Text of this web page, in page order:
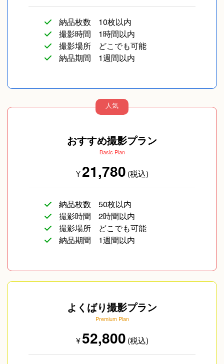
納品枚数
10枚以内
撮影時間
1時間以内
撮影場所
どこでも可能
納品期間
1週間以内
人気
おすすめ撮影プラン
Basic Plan
¥21,780 (税込)
納品枚数
50枚以内
撮影時間
2時間以内
撮影場所
どこでも可能
納品期間
1週間以内
よくばり撮影プラン
Premium Plan
¥52,800 (税込)